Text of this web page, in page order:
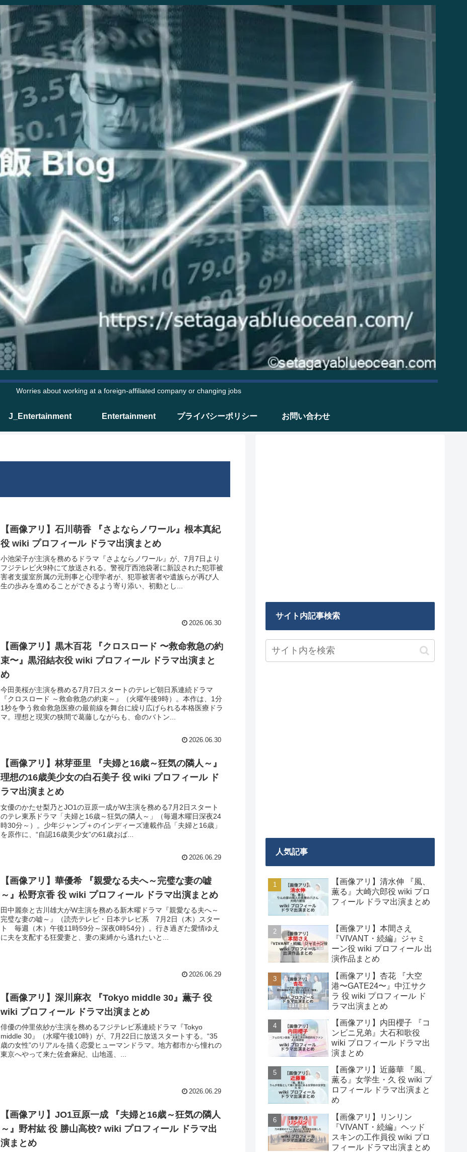
Worries about working at a foreign-affiliated company or changing jobs
J_Entertainment Entertainment プライバシーポリシー お問い合わせ
【画像アリ】石川萌香 『さよならノワール』根本真紀
役 wiki プロフィール ドラマ出演まとめ
小池栄子が主演を務めるドラマ『さよならノワール』が、7月7日より
フジテレビ火9枠にて放送される。警視庁西池袋署に新設された犯罪被
害者支援室所属の元刑事と心理学者が、犯罪被害者や遺族らが再び人
生の歩みを進めることができるよう寄り添い、初動とし...
2026.06.30
【画像アリ】黒木百花 『クロスロード 〜救命救急の約
束〜』黒沼結衣役 wiki プロフィール ドラマ出演まと
め
今田美桜が主演を務める7月7日スタートのテレビ朝日系連続ドラマ
『クロスロード ～救命救急の約束～』（火曜午後9時）。本作は、1分
1秒を争う救命救急医療の最前線を舞台に繰り広げられる本格医療ドラ
マ。理想と現実の狭間で葛藤しながらも、命のバトン...
2026.06.30
【画像アリ】林芽亜里 『夫婦と16歳～狂気の隣人～』
理想の16歳美少女の白石美子 役 wiki プロフィール ド
ラマ出演まとめ
女優のかたせ梨乃とJO1の豆原一成がW主演を務める7月2日スタート
のテレ東系ドラマ「夫婦と16歳～狂気の隣人～」（毎週木曜日深夜24
時30分～）。少年ジャンプ＋のインディーズ連載作品「夫婦と16歳」
を原作に、“自認16歳美少女”の61歳おば...
2026.06.29
【画像アリ】華優希 『親愛なる夫へ～完璧な妻の嘘
～』松野京香 役 wiki プロフィール ドラマ出演まとめ
田中麗奈と古川雄大がW主演を務める新木曜ドラマ『親愛なる夫へ～
完璧な妻の嘘～』（読売テレビ・日本テレビ系 7月2日（木）スター
ト 毎週（木）午後11時59分～深夜0時54分）。行き過ぎた愛情ゆえ
に夫を支配する狂愛妻と、妻の束縛から逃れたいと...
2026.06.29
【画像アリ】深川麻衣 『Tokyo middle 30』薫子 役
wiki プロフィール ドラマ出演まとめ
俳優の仲里依紗が主演を務めるフジテレビ系連続ドラマ『Tokyo
middle 30』（水曜午後10時）が、7月22日に放送スタートする。“35
歳の女性”のリアルを描く恋愛ヒューマンドラマ。地方都市から憧れの
東京へやって来た佐倉麻紀、山地遥、...
2026.06.29
【画像アリ】JO1豆原一成 『夫婦と16歳～狂気の隣人
～』野村紘 役 勝山高校? wiki プロフィール ドラマ出
演まとめ
サイト内記事検索
人気記事
【画像アリ】清水伸 『風、
薫る』大崎六郎役 wiki プロ
フィール ドラマ出演まとめ
【画像アリ】本間さえ
『VIVANT・続編』ジャミ
ーン役 wiki プロフィール 出
演作品まとめ
【画像アリ】杏花 『大空
港〜GATE24〜』中江サク
ラ 役 wiki プロフィール ド
ラマ出演まとめ
【画像アリ】内田櫻子 『コ
ンビニ兄弟』大石和歌役
wiki プロフィール ドラマ出
演まとめ
【画像アリ】近藤華 『風、
薫る』女学生・久 役 wiki プ
ロフィール ドラマ出演まと
め
【画像アリ】リンリン
『VIVANT・続編』ヘッド
スキンの工作員役 wiki プロ
フィール ドラマ出演まとめ